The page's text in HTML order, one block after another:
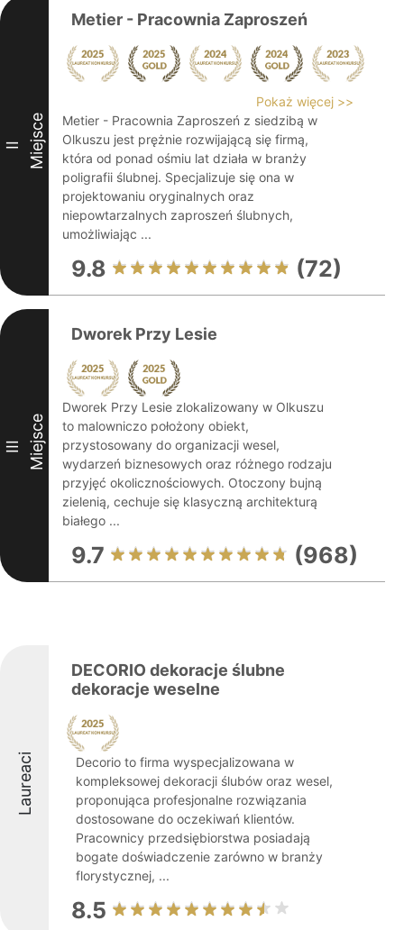
II Miejsce
Metier - Pracownia Zaproszeń
Pokaż więcej >>
Metier - Pracownia Zaproszeń z siedzibą w
Olkuszu jest prężnie rozwijającą się firmą,
która od ponad ośmiu lat działa w branży
poligrafii ślubnej. Specjalizuje się ona w
projektowaniu oryginalnych oraz
niepowtarzalnych zaproszeń ślubnych,
umożliwiając ...
9.8 (72)
III Miejsce
Dworek Przy Lesie
Dworek Przy Lesie zlokalizowany w Olkuszu
to malowniczo położony obiekt,
przystosowany do organizacji wesel,
wydarzeń biznesowych oraz różnego rodzaju
przyjęć okolicznościowych. Otoczony bujną
zielenią, cechuje się klasyczną architekturą
białego ...
9.7 (968)
Laureaci
DECORIO dekoracje ślubne
dekoracje weselne
Decorio to firma wyspecjalizowana w
kompleksowej dekoracji ślubów oraz wesel,
proponująca profesjonalne rozwiązania
dostosowane do oczekiwań klientów.
Pracownicy przedsiębiorstwa posiadają
bogate doświadczenie zarówno w branży
florystycznej, ...
8.5